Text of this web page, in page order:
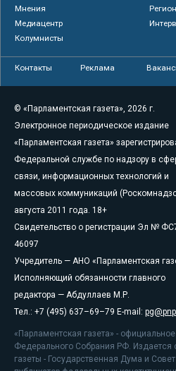
Мнения
Медиацентр
Колумнисты
Контакты Реклама
© «Парламентская газета», 2026 г.
Электронное периодическое издание
«Парламентская газета»
Федеральной службе по надзору в
связи, информационных технологий и
массовых коммуникаций
августа 2011 года. 18+
Свидетельство о регистрации Эл №
46097
Учредитель — АНО «Парламентская
Исполняющий обязанности главного
редактора — Абдуллаев М.Р.
Тел.: +7 (495) 637–69–79 E-mail:
«Парламентская газета» -
Федерального Собрания РФ. Издается
газеты - Государственная Дума и